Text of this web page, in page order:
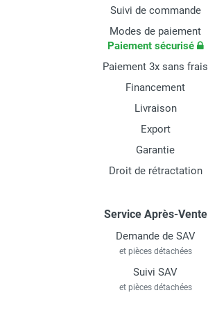
Suivi de commande
Modes de paiement
Paiement sécurisé
Paiement 3x sans frais
Financement
Livraison
Export
Garantie
Droit de rétractation
Service Après-Vente
Demande de SAV
et pièces détachées
Suivi SAV
et pièces détachées